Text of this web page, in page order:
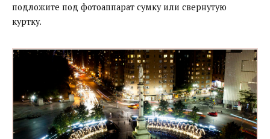
подложите под фотоаппарат сумку или свернутую
куртку.